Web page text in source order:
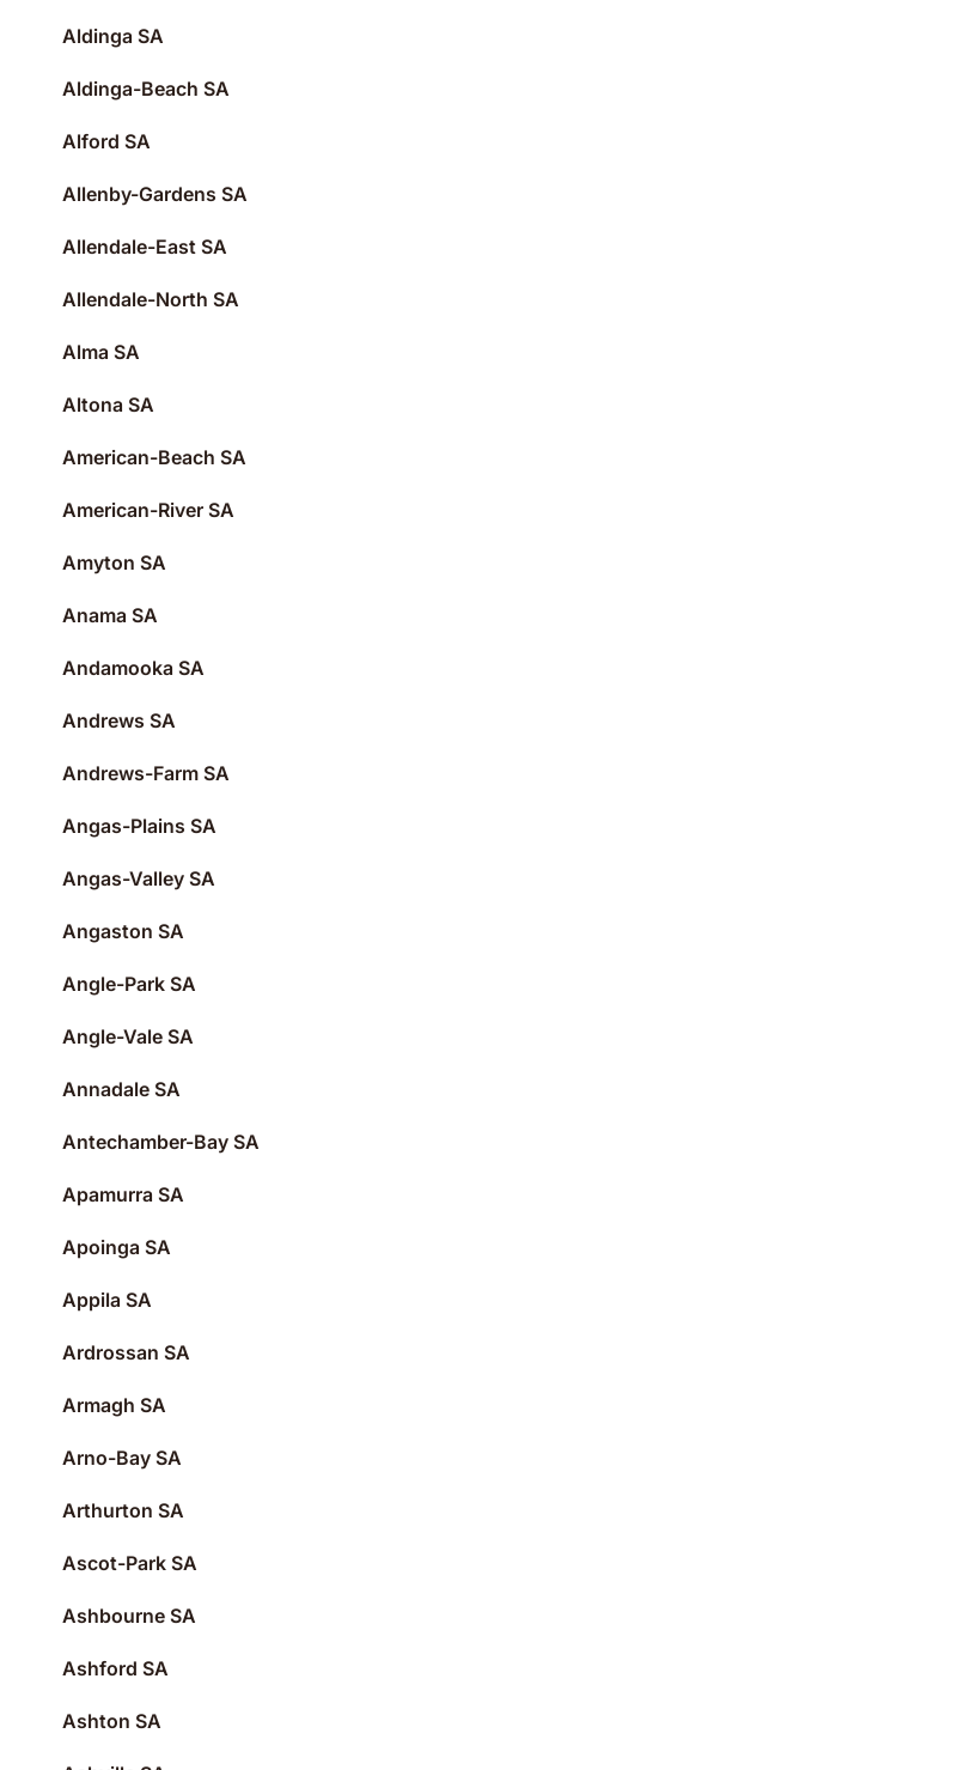
Aldinga SA
Aldinga-Beach SA
Alford SA
Allenby-Gardens SA
Allendale-East SA
Allendale-North SA
Alma SA
Altona SA
American-Beach SA
American-River SA
Amyton SA
Anama SA
Andamooka SA
Andrews SA
Andrews-Farm SA
Angas-Plains SA
Angas-Valley SA
Angaston SA
Angle-Park SA
Angle-Vale SA
Annadale SA
Antechamber-Bay SA
Apamurra SA
Apoinga SA
Appila SA
Ardrossan SA
Armagh SA
Arno-Bay SA
Arthurton SA
Ascot-Park SA
Ashbourne SA
Ashford SA
Ashton SA